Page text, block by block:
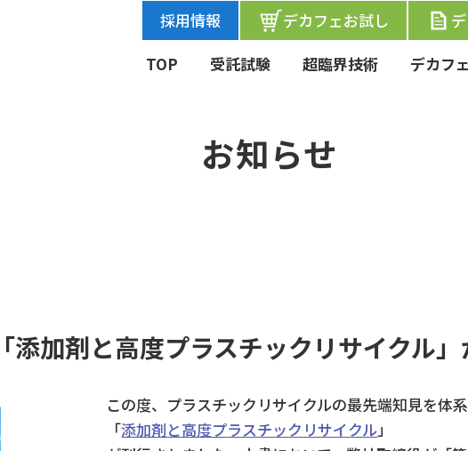
採用情報 デカフェお試し
TOP
受託試験 超臨界技術 デカフ
お知らせ
添加剤と高度プラスチックリサイクル」
この度、プラスチックリサイクルの最先端知見を体
「添加剤と高度プラスチックリサイクル」